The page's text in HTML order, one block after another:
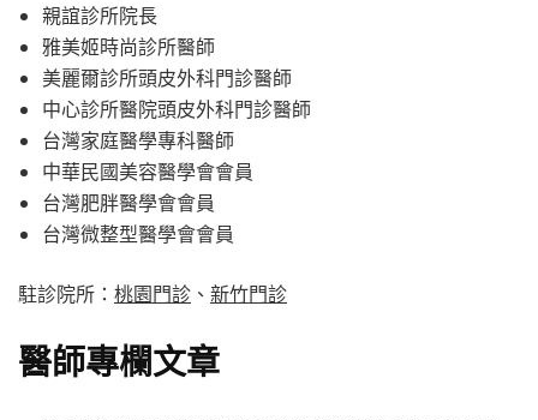
親誼診所院長
雅美姬時尚診所醫師
美麗爾診所頭皮外科門診醫師
中心診所醫院頭皮外科門診醫師
台灣家庭醫學專科醫師
中華民國美容醫學會會員
台灣肥胖醫學會會員
台灣微整型醫學會會員
駐診院所： 桃園門診 、 新竹門診
醫師專欄文章